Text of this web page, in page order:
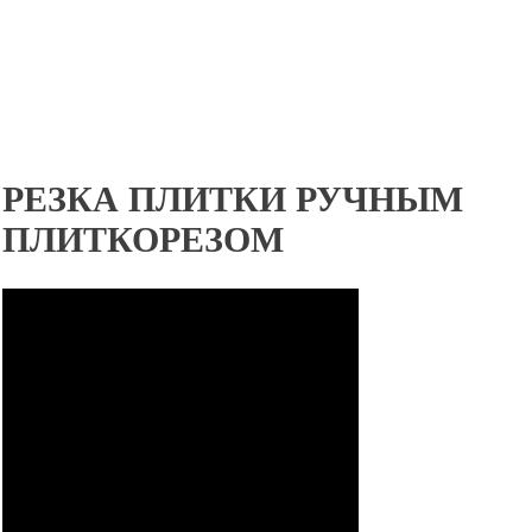
РЕЗКА ПЛИТКИ РУЧНЫМ
ПЛИТКОРЕЗОМ